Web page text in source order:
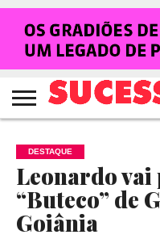
HOME
NOTÍCIAS
SHOWS
ENTREVISTAS
CLIQUES
RANKING
CROWLEY
TV
SUCESSO!
REVISTA
SUCESSO!
DESTAQUE
Leonardo
“Buteco” de
Goiânia